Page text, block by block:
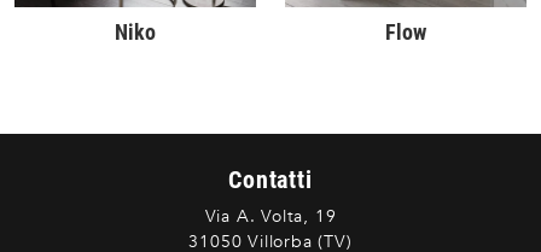
Niko Flow
Contatti
Via A. Volta, 19
31050 Villorba (TV)